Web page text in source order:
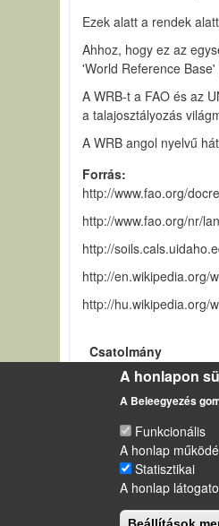
Ezek alatt a rendek
Ahhoz, hogy ez az
'World Reference
A WRB-t a FAO és az
a talajosztályozás
A WRB angol nyelvű
Forrás
http://www.fao.org/
http://www.fao.org/nr/
http://
http://en.wikipedia.org/
http://hu.wikipedia.org/
Csatolmány
World reference
LÁBLÉC
Impresszum
Sütikezelési szabályzat
A honlapon
A Beleegyezés
Funkcionális
A honlap
Statisztikai
A honlap